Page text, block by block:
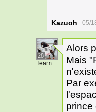
Kazuoh 05/
28
Team
Alors
Mais
Par
prince